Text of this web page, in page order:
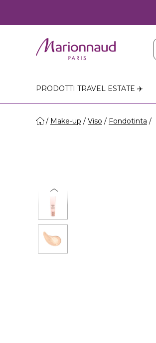
PRODOTTI TRAVEL ESTATE ✈️
Make-up Viso Fondotinta